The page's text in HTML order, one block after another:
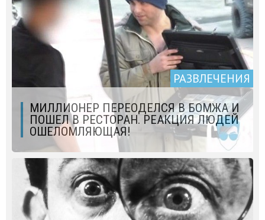
РАЗВЛЕЧЕНИЯ
МИЛЛИОНЕР ПЕРЕОДЕЛСЯ В БОМЖА И
ПОШЕЛ В РЕСТОРАН. РЕАКЦИЯ ЛЮДЕЙ
ОШЕЛОМЛЯЮЩАЯ!